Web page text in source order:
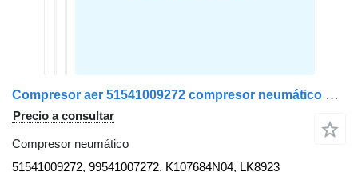
Compresor aer 51541009272 compresor neumático para MAN TGS cabeza tractora
Precio a consultar
Compresor neumático
51541009272, 99541007272, K107684N04, LK8923